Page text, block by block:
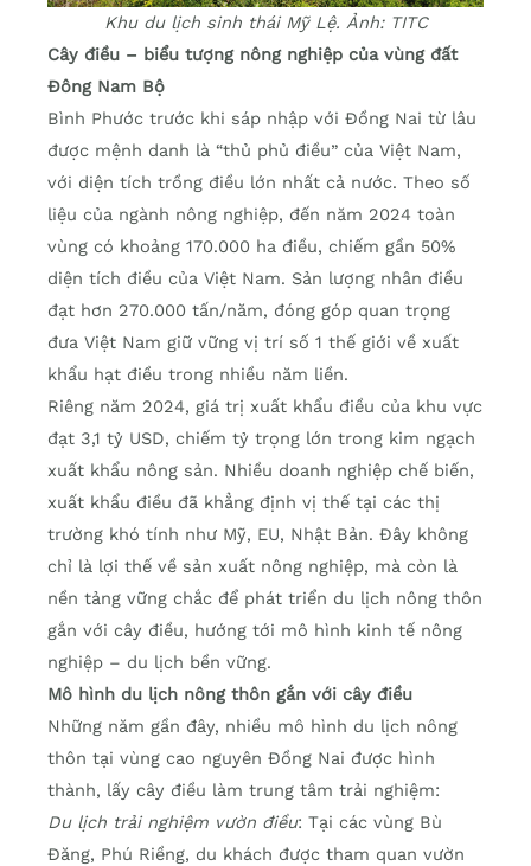
Khu du lịch sinh thái Mỹ Lệ. Ảnh: TITC
Cây điều – biểu tượng nông nghiệp của vùng đất
Đông Nam Bộ
Bình Phước trước khi sáp nhập với Đồng Nai từ lâu
được mệnh danh là “thủ phủ điều” của Việt Nam,
với diện tích trồng điều lớn nhất cả nước. Theo số
liệu của ngành nông nghiệp, đến năm 2024 toàn
vùng có khoảng 170.000 ha điều, chiếm gần 50%
diện tích điều của Việt Nam. Sản lượng nhân điều
đạt hơn 270.000 tấn/năm, đóng góp quan trọng
đưa Việt Nam giữ vững vị trí số 1 thế giới về xuất
khẩu hạt điều trong nhiều năm liền.
Riêng năm 2024, giá trị xuất khẩu điều của khu vực
đạt 3,1 tỷ USD, chiếm tỷ trọng lớn trong kim ngạch
xuất khẩu nông sản. Nhiều doanh nghiệp chế biến,
xuất khẩu điều đã khẳng định vị thế tại các thị
trường khó tính như Mỹ, EU, Nhật Bản. Đây không
chỉ là lợi thế về sản xuất nông nghiệp, mà còn là
nền tảng vững chắc để phát triển du lịch nông thôn
gắn với cây điều, hướng tới mô hình kinh tế nông
nghiệp – du lịch bền vững.
Mô hình du lịch nông thôn gắn với cây điều
Những năm gần đây, nhiều mô hình du lịch nông
thôn tại vùng cao nguyên Đồng Nai được hình
thành, lấy cây điều làm trung tâm trải nghiệm:
Du lịch trải nghiệm vườn điều: Tại các vùng Bù
Đăng, Phú Riềng, du khách được tham quan vườn